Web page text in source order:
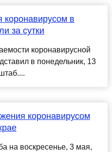
коронавирусом в
за сутки
коронавирусной
в понедельник, 13
коронавирусом
на воскресенье, 3 мая,